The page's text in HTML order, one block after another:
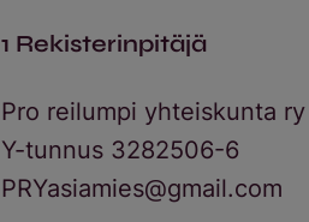
1 Rekisterinpitäjä
Pro reilumpi yhteiskunta ry
Y-tunnus 3282506-6
PRYasiamies@gmail.com